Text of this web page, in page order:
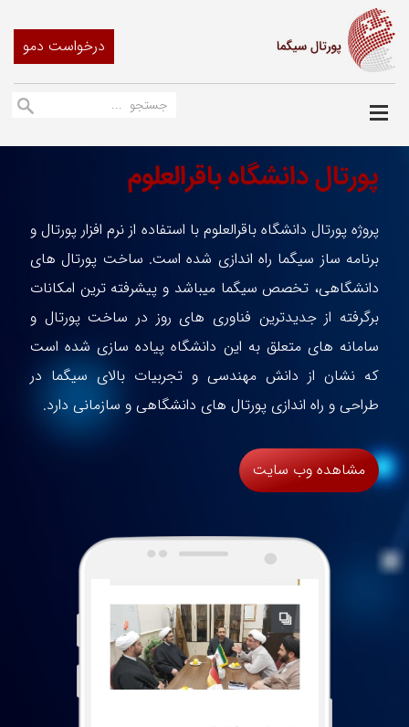
درخواست دمو
پورتال دانشگاه باقرالعلوم
پروژه پورتال دانشگاه باقرالعلوم با استفاده از نرم افزار پورتال و
برنامه ساز سیگما راه اندازی شده است. ساخت پورتال های
دانشگاهی، تخصص سیگما میباشد و پیشرفته ترین امکانات
برگرفته از جدیدترین فناوری های روز در ساخت پورتال و
سامانه های متعلق به این دانشگاه پیاده سازی شده است
که نشان از دانش مهندسی و تجربیات بالای سیگما در
طراحی و راه اندازی پورتال های دانشگاهی و سازمانی دارد.
مشاهده وب سایت